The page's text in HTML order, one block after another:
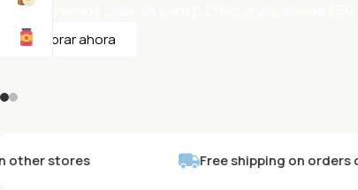
Seleccionamos cada día para ti. Envío gratis desde €50.
Comprar ahora
Free shipping on orders over€50